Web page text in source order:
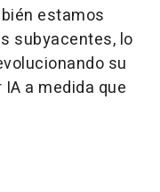
estamos
subyacentes, lo
su
a medida que